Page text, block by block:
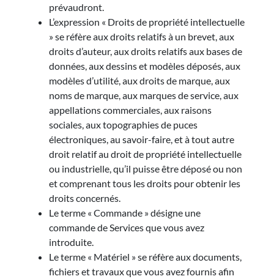
prévaudront.
L’expression « Droits de propriété intellectuelle
» se réfère aux droits relatifs à un brevet, aux
droits d’auteur, aux droits relatifs aux bases de
données, aux dessins et modèles déposés, aux
modèles d’utilité, aux droits de marque, aux
noms de marque, aux marques de service, aux
appellations commerciales, aux raisons
sociales, aux topographies de puces
électroniques, au savoir-faire, et à tout autre
droit relatif au droit de propriété intellectuelle
ou industrielle, qu’il puisse être déposé ou non
et comprenant tous les droits pour obtenir les
droits concernés.
Le terme « Commande » désigne une
commande de Services que vous avez
introduite.
Le terme « Matériel » se réfère aux documents,
fichiers et travaux que vous avez fournis afin